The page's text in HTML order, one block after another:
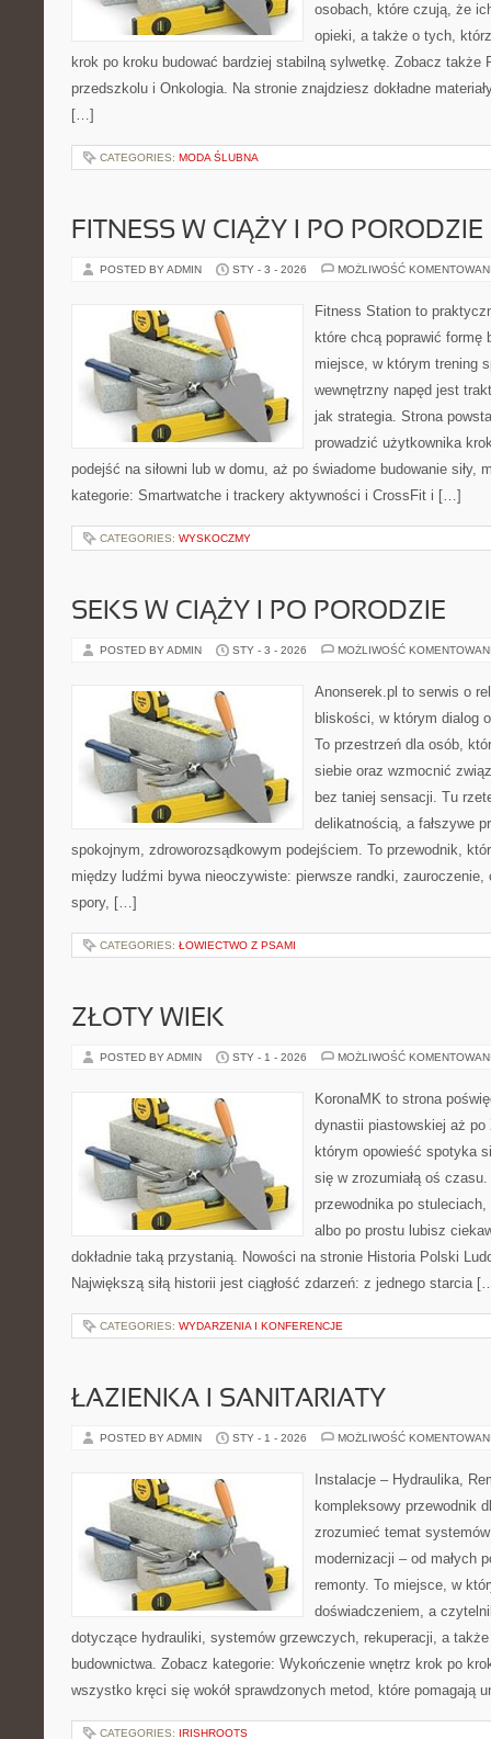
osobach, które czują, że
opieki, a także o tych,
krok po kroku budować bardziej stabilną sylwetkę. Zobacz także
przedszkolu i Onkologia. Na stronie znajdziesz dokładne
[…]
CATEGORIES: MODA ŚLUBNA
FITNESS W CIĄŻY I PO PORODZIE
POSTED BY ADMIN STY - 3 - 2026 MOŻLIWOŚĆ
Fitness Station to
które chcą poprawić formę
miejsce, w którym trening
wewnętrzny napęd jest
jak strategia. Strona
prowadzić użytkownika
podejść na siłowni lub w domu, aż po świadome budowanie siły,
kategorie: Smartwatche i trackery aktywności i CrossFit i […]
CATEGORIES: WYSKOCZMY
SEKS W CIĄŻY I PO PORODZIE
POSTED BY ADMIN STY - 3 - 2026 MOŻLIWOŚĆ
Anonserek.pl to serwis o
bliskości, w którym dialog
To przestrzeń dla osób,
siebie oraz wzmocnić
bez taniej sensacji. Tu
delikatnością, a fałszywe
spokojnym, zdroworozsądkowym podejściem. To przewodnik,
między ludźmi bywa nieoczywiste: pierwsze randki,
spory, […]
CATEGORIES: ŁOWIECTWO Z PSAMI
ZŁOTY WIEK
POSTED BY ADMIN STY - 1 - 2026 MOŻLIWOŚĆ
KoronaMK to strona
dynastii piastowskiej aż
którym opowieść spotyka
się w zrozumiałą oś
przewodnika po
albo po prostu lubisz
dokładnie taką przystanią. Nowości na stronie Historia Polski
Największą siłą historii jest ciągłość zdarzeń: z jednego starcia
CATEGORIES: WYDARZENIA I KONFERENCJE
ŁAZIENKA I SANITARIATY
POSTED BY ADMIN STY - 1 - 2026 MOŻLIWOŚĆ
Instalacje – Hydraulika,
kompleksowy przewodnik
zrozumieć temat
modernizacji – od małych
remonty. To miejsce, w
doświadczeniem, a
dotyczące hydrauliki, systemów grzewczych, rekuperacji, a
budownictwa. Zobacz kategorie: Wykończenie wnętrz krok po
wszystko kręci się wokół sprawdzonych metod, które pomagają
CATEGORIES: IRISHROOTS